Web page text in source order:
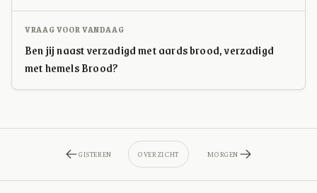
VRAAG VOOR VANDAAG
Ben jij naast verzadigd met aards brood, verzadigd
met hemels Brood?
GISTEREN OVERZICHT MORGEN